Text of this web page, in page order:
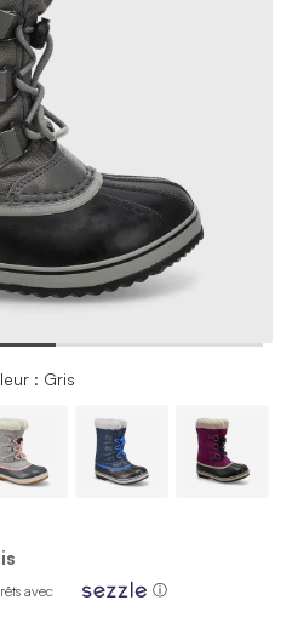
: Gris
rêts avec ⓘ